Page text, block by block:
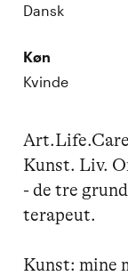
Dansk
Køn
Kvinde
Kunst. Liv.
- de tre
terapeut.
Kunst: mine